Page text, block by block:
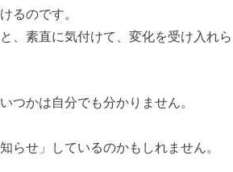
るのです。
、素直に気付けて、変化を受け入れら
つかは自分でも分かりません。
らせ」しているのかもしれません。